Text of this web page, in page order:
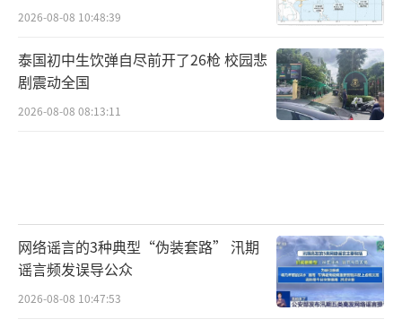
2026-08-08 10:48:39
泰国初中生饮弹自尽前开了26枪 校园悲
剧震动全国
2026-08-08 08:13:11
网络谣言的3种典型“伪装套路” 汛期
谣言频发误导公众
2026-08-08 10:47:53